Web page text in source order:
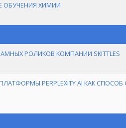
ОБУЧЕНИЯ ХИМИИ
РОЛИКОВ КОМПАНИИ SKITTLES
PERPLEXITY AI КАК